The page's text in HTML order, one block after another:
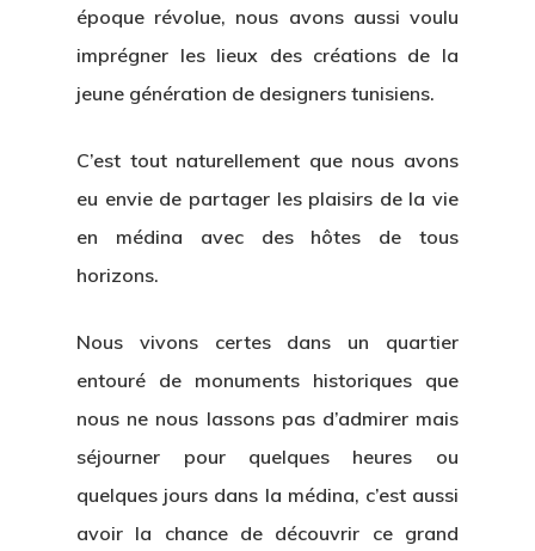
époque révolue, nous avons aussi voulu
imprégner les lieux des créations de la
jeune génération de designers tunisiens.
C’est tout naturellement que nous avons
eu envie de partager les plaisirs de la vie
en médina avec des hôtes de tous
horizons.
Nous vivons certes dans un quartier
entouré de monuments historiques que
nous ne nous lassons pas d’admirer mais
séjourner pour quelques heures ou
quelques jours dans la médina, c’est aussi
avoir la chance de découvrir ce grand